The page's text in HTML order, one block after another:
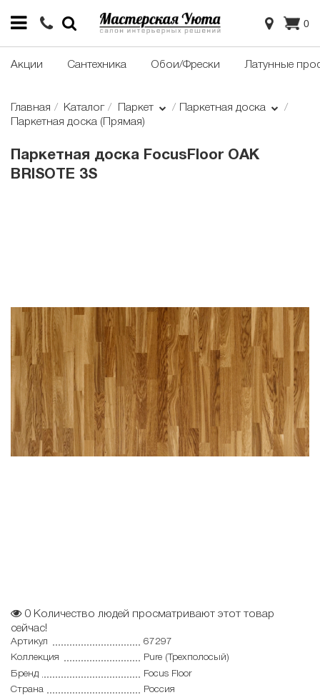
0
Акции Сантехника Обои/Фрески Латунные
Главная Каталог Паркет
Паркетная доска
Паркетная доска (Прямая)
Паркетная доска FocusFloor OAK
BRISOTE 3S
0 Количество людей просматривают этот товар
сейчас!
Артикул
67297
Коллекция
Pure (Трехполосый)
Бренд
Focus Floor
Страна
Россия